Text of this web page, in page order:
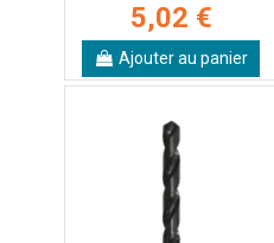
5,02 €
Ajouter au panier